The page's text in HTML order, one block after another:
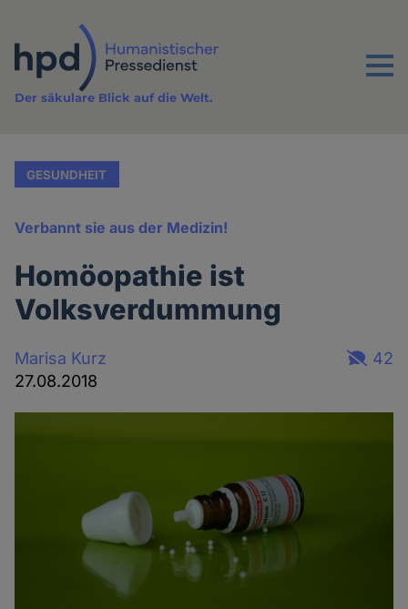
Inhalt
Menu
Der säkulare Blick auf die Welt.
GESUNDHEIT
Verbannt sie aus der Medizin!
Homöopathie ist
Volksverdummung
Marisa Kurz
27.08.2018
42